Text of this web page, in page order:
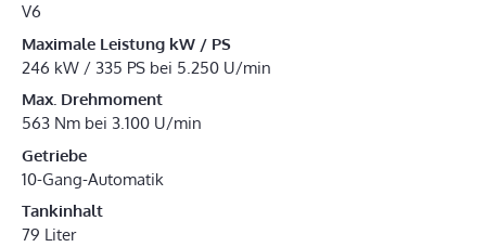
V6
Maximale Leistung kW / PS
246 kW / 335 PS bei 5.250 U/min
Max. Drehmoment
563 Nm bei 3.100 U/min
Getriebe
10-Gang-Automatik
Tankinhalt
79 Liter